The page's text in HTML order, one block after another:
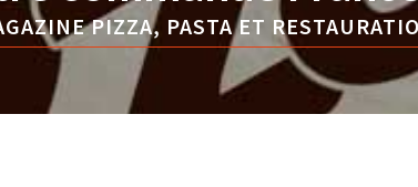
PIZZA, PASTA ET